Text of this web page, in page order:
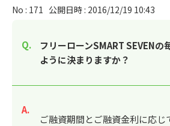
No : 171 公開日時 : 2016/12/19 10:43
フリーローンSMART SEVENの
ように決まりますか？
ご融資期間とご融資金利に応じ